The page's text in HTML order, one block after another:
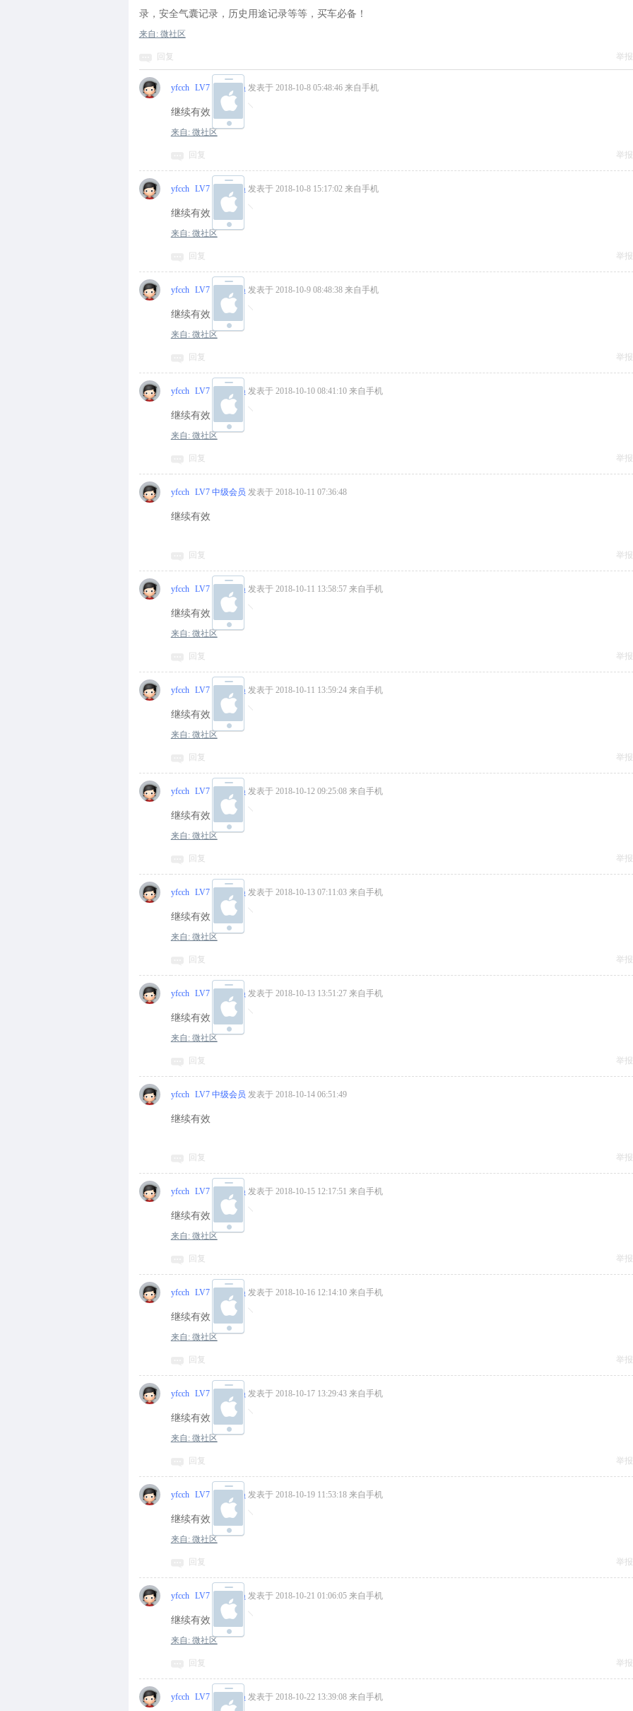
录，安全气囊记录，历史用途记录等等，买车必备！
来自: 微社区
回复 举报
yfcch LV7 中级会员 发表于 2018-10-8 05:48:46 来自手机
继续有效
来自: 微社区
回复 举报
yfcch LV7 中级会员 发表于 2018-10-8 15:17:02 来自手机
继续有效
来自: 微社区
回复 举报
yfcch LV7 中级会员 发表于 2018-10-9 08:48:38 来自手机
继续有效
来自: 微社区
回复 举报
yfcch LV7 中级会员 发表于 2018-10-10 08:41:10 来自手机
继续有效
来自: 微社区
回复 举报
yfcch LV7 中级会员 发表于 2018-10-11 07:36:48
继续有效
回复 举报
yfcch LV7 中级会员 发表于 2018-10-11 13:58:57 来自手机
继续有效
来自: 微社区
回复 举报
yfcch LV7 中级会员 发表于 2018-10-11 13:59:24 来自手机
继续有效
来自: 微社区
回复 举报
yfcch LV7 中级会员 发表于 2018-10-12 09:25:08 来自手机
继续有效
来自: 微社区
回复 举报
yfcch LV7 中级会员 发表于 2018-10-13 07:11:03 来自手机
继续有效
来自: 微社区
回复 举报
yfcch LV7 中级会员 发表于 2018-10-13 13:51:27 来自手机
继续有效
来自: 微社区
回复 举报
yfcch LV7 中级会员 发表于 2018-10-14 06:51:49
继续有效
回复 举报
yfcch LV7 中级会员 发表于 2018-10-15 12:17:51 来自手机
继续有效
来自: 微社区
回复 举报
yfcch LV7 中级会员 发表于 2018-10-16 12:14:10 来自手机
继续有效
来自: 微社区
回复 举报
yfcch LV7 中级会员 发表于 2018-10-17 13:29:43 来自手机
继续有效
来自: 微社区
回复 举报
yfcch LV7 中级会员 发表于 2018-10-19 11:53:18 来自手机
继续有效
来自: 微社区
回复 举报
yfcch LV7 中级会员 发表于 2018-10-21 01:06:05 来自手机
继续有效
来自: 微社区
回复 举报
yfcch LV7 中级会员 发表于 2018-10-22 13:39:08 来自手机